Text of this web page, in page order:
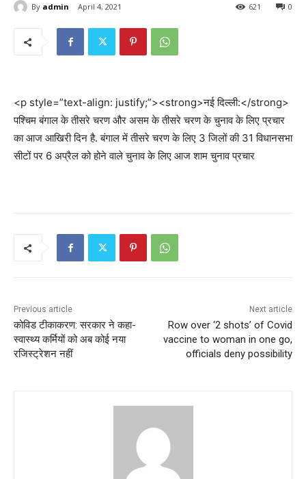
By admin April 4, 2021 0
621
<p style=”text-align: justify;”><strong>नई दिल्ली:</strong>
पश्चिम बंगाल के तीसरे चरण और असम के तीसरे चरण के चुनाव के लिए प्रचार
का आज आखिरी दिन है. बंगाल में तीसरे चरण के लिए 3 जिलों की 31 विधानसभा
सीटों पर 6 अप्रैल को होने वाले चुनाव के लिए आज शाम चुनाव प्रचार
Previous article
कोविड टीकाकरण: सरकार ने कहा-
स्वास्थ्य कर्मियों को अब कोई नया
रजिस्ट्रेशन नहीं
Next article
Row over ‘2 shots’ of Covid
vaccine to woman in one go,
officials deny possibility